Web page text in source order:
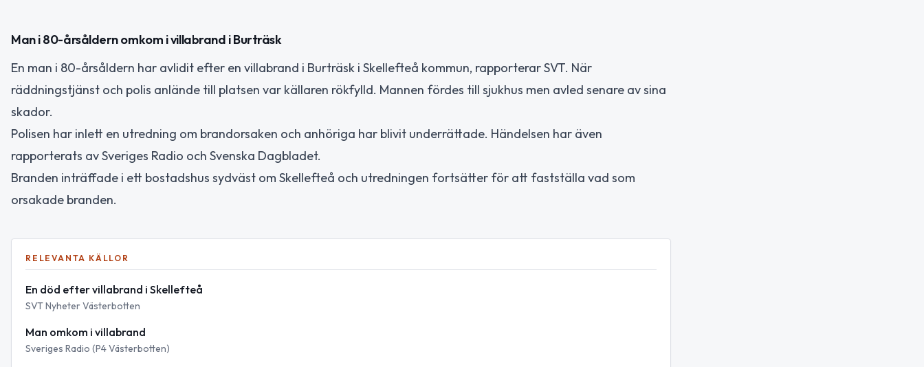
Man i 80-årsåldern omkom i villabrand i Burträsk
En man i 80-årsåldern har avlidit efter en villabrand i Burträsk i Skellefteå kommun, rapporterar SVT. När
räddningstjänst och polis anlände till platsen var källaren rökfylld. Mannen fördes till sjukhus men avled senare av sina
skador.
Polisen har inlett en utredning om brandorsaken och anhöriga har blivit underrättade. Händelsen har även
rapporterats av Sveriges Radio och Svenska Dagbladet.
Branden inträffade i ett bostadshus sydväst om Skellefteå och utredningen fortsätter för att fastställa vad som
orsakade branden.
RELEVANTA KÄLLOR
En död efter villabrand i Skellefteå
SVT Nyheter Västerbotten
Man omkom i villabrand
Sveriges Radio (P4 Västerbotten)